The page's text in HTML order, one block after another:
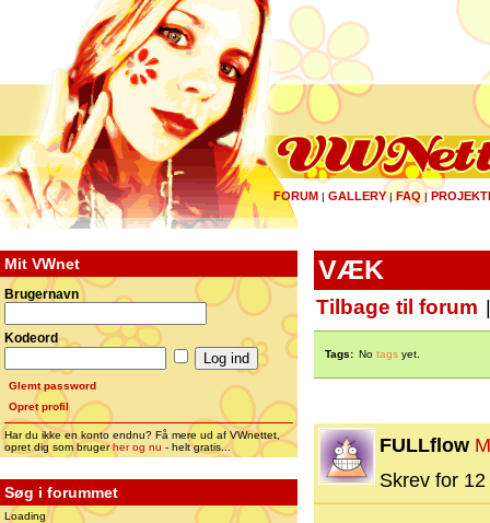
FORUM | GALLERY|FAQ |
Mit VWnet
Brugernavn
Kodeord
Glemt password
Opret profil
Har du ikke en konto endnu? Få mere ud af VWnettet,
opret dig som brugerher og nu - helt gratis...
Søg i forummet
Loading
VÆK
Tilbage til forum
Tags: No tags yet.
FULLflow
Skrev for